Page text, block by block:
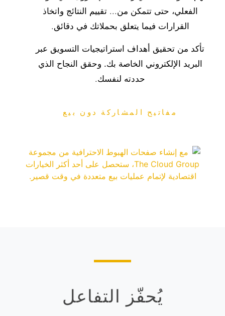
الفعلي، حتى تتمكن من...تقييم النتائج واتخاذ
القرارات فيما يتعلق بحملاتك في دقائق.
تأكد من تحقيق أهداف استراتيجيات التسويق عبر
البريد الإلكتروني الخاصة بك. وحقق النجاح الذي
حددته لنفسك.
مفاتيح المشاركة دون بيع
يُحفّز التفاعل